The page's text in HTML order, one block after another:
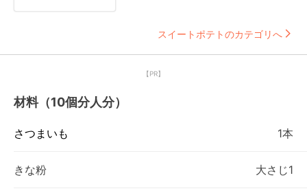
スイートポテトのカテゴリへ
【PR】
材料（10個分人分）
さつまいも 1本
きな粉 大さじ1